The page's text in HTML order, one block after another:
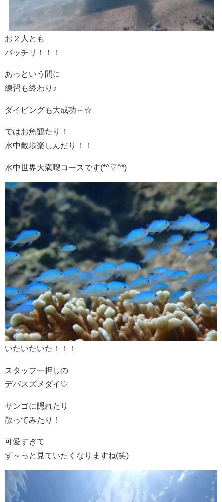
お２人とも
バッチリ！！！
あっという間に
練習も終わり♪
ダイビングも大成功～☆
ではお魚観たり！
水中散歩楽しんだり！！
水中世界大満喫コースです(*^▽^*)
いたいたいた！！！
スタッフ一押しの
デバスズメダイ♡
サンゴに隠れたり
散ってみたり！
可愛すぎて
ず～っと見ていたくなりますね(笑)